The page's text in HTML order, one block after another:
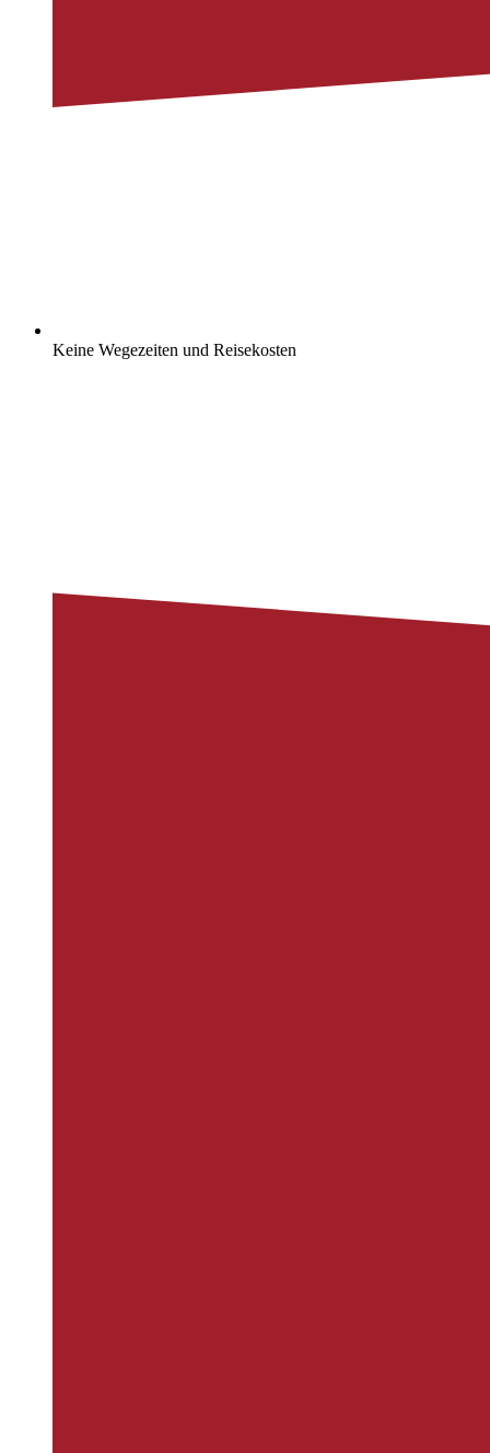
Keine Wegezeiten und Reisekosten